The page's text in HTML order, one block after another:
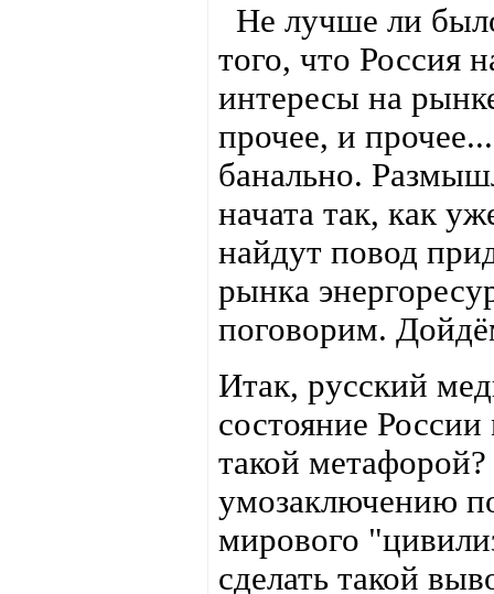
Не лучше ли
того, что Россия
интересы на
прочее, и
банально.
начата так, как
найдут повод
рынка
поговорим.
Итак, русский
состояние
такой
умозаключению
мирового
сделать такой